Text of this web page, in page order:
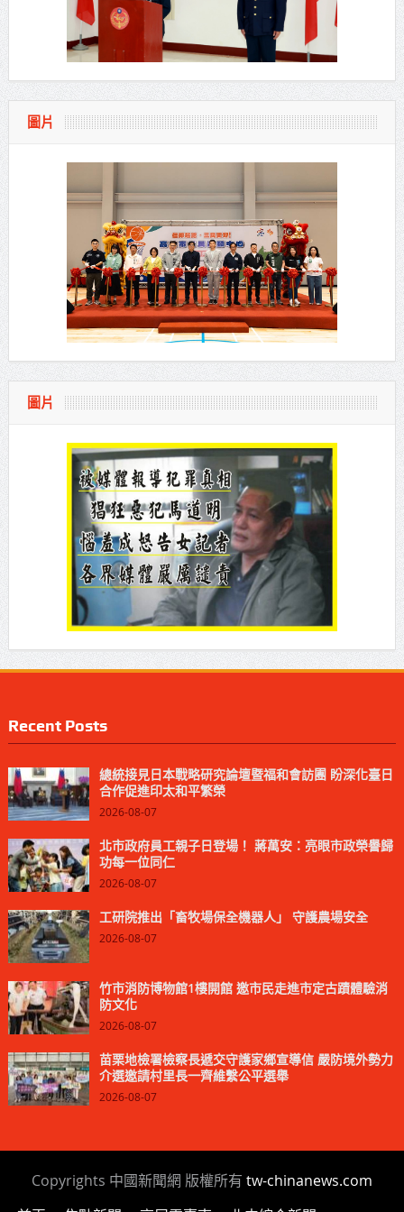
圖片
圖片
Recent Posts
總統接見日本戰略研究論壇暨福和會訪團 盼深化臺日
合作促進印太和平繁榮
2026-08-07
北市政府員工親子日登場！ 蔣萬安：亮眼市政榮譽歸
功每一位同仁
2026-08-07
工研院推出「畜牧場保全機器人」 守護農場安全
2026-08-07
竹市消防博物館1樓開館 邀市民走進市定古蹟體驗消
防文化
2026-08-07
苗栗地檢署檢察長遞交守護家鄉宣導信 嚴防境外勢力
介選邀請村里長一齊維繫公平選舉
2026-08-07
Copyrights 中國新聞網 版權所有 tw-chinanews.com